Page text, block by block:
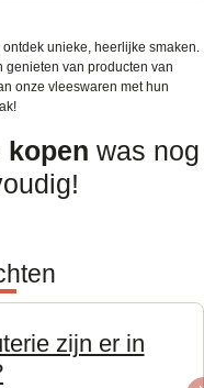
unieke, heerlijke smaken.
genieten van producten van
onze vleeswaren met hun
kopen was nog
zijn er in